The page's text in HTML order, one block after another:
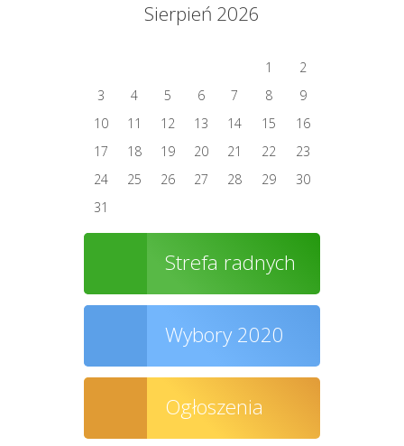
Sierpień 2026
1
2
3
4 5 6 7 8
9
10
11 12 13 14 15
16
17
18 19 20 21 22
23
24
25 26 27 28 29
30
31
Strefa radnych
Wybory 2020
Ogłoszenia